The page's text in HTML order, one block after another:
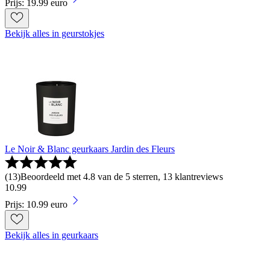
Prijs: 19.99 euro
Bekijk alles in geurstokjes
Le Noir & Blanc geurkaars Jardin des Fleurs
(13)Beoordeeld met 4.8 van de 5 sterren, 13 klantreviews
10.99
Prijs: 10.99 euro
Bekijk alles in geurkaars